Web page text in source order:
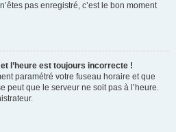
pas enregistré, c’est le bon moment
l’heure est toujours incorrecte !
paramétré votre fuseau horaire et que
peut que le serveur ne soit pas à l’heure.